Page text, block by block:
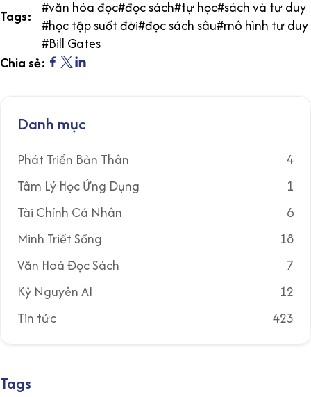
Tags: #văn hóa đọc#đọc sách#tự học#sách và tư duy
#học tập suốt đời#đọc sách sâu#mô hình tư duy
#Bill Gates
Chia sẻ:
Danh mục
Phát Triển Bản Thân
4
Tâm Lý Học Ứng Dụng
1
Tài Chính Cá Nhân
6
Minh Triết Sống
18
Văn Hoá Đọc Sách
7
Kỷ Nguyên AI
12
Tin tức
423
Tags